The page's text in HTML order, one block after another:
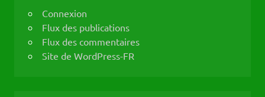
Connexion
Flux des publications
Flux des commentaires
Site de WordPress-FR